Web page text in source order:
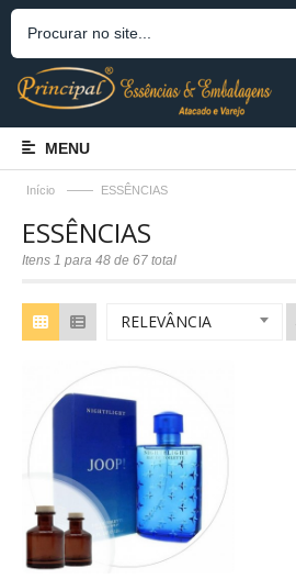
MENU
Início —— ESSÊNCIAS
ESSÊNCIAS
Itens 1 para 48 de 67 total
RELEVÂNCIA